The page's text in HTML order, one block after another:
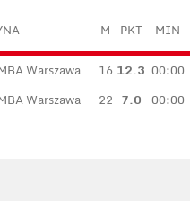
M PKT MIN
Warszawa 16 12.3 00:00
Warszawa 22 7.0 00:00